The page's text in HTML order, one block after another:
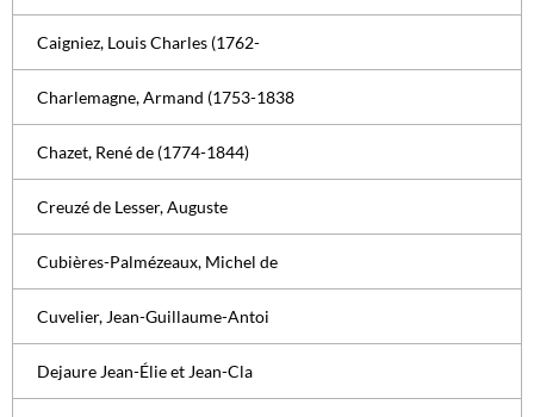
Caigniez, Louis Charles (1762-
Charlemagne, Armand (1753-1838
Chazet, René de (1774-1844)
Creuzé de Lesser, Auguste
Cubières-Palmézeaux, Michel de
Cuvelier, Jean-Guillaume-Antoi
Dejaure Jean-Élie et Jean-Cla